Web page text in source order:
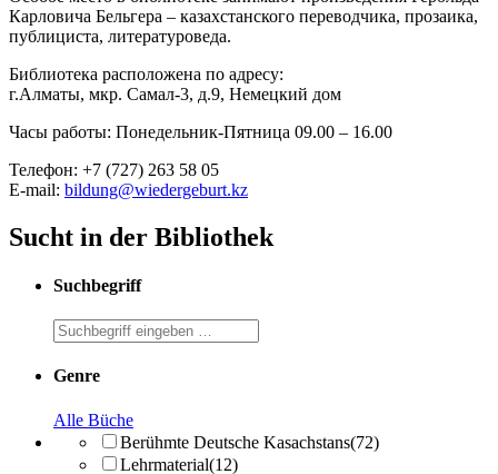
Карловича Бельгера – казахстанского переводчика, прозаика,
публициста, литературоведа.
Библиотека расположена по адресу:
г.Алматы, мкр. Самал-3, д.9, Немецкий дом
Часы работы: Понедельник-Пятница 09.00 – 16.00
Телефон: +7 (727) 263 58 05
E-mail: bildung@wiedergeburt.kz
Sucht in der Bibliothek
Suchbegriff
Genre
Alle Büche
Berühmte Deutsche Kasachstans(72)
Lehrmaterial(12)